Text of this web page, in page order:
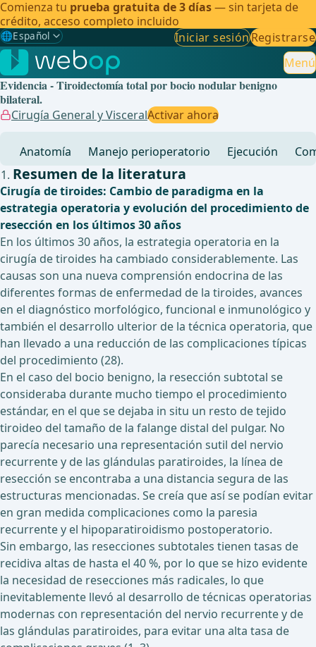
Comienza tu prueba gratuita de 3 días— sin tarjeta de
crédito, acceso completo incluido
🌐Español
Gewählte Sprache: Español
🇩🇪 Alemán
🇬🇧Inglés
🇪🇸Español ✓
🇧🇷Brasileño
Iniciar sesiónRegistrarse
Menú
Evidencia - Tiroidectomía total por bocio nodular benigno
bilateral.
Cirugía General y VisceralActivar ahora
Anatomía Manejo perioperatorio Ejecución
Resumen de la literatura
Cirugía de tiroides: Cambio de paradigma en la
estrategia operatoria y evolución del procedimiento de
resección en los últimos 30 años
En los últimos 30 años, la estrategia operatoria en la
cirugía de tiroides ha cambiado considerablemente. Las
causas son una nueva comprensión endocrina de las
diferentes formas de enfermedad de la tiroides, avances
en el diagnóstico morfológico, funcional e inmunológico y
también el desarrollo ulterior de la técnica operatoria, que
han llevado a una reducción de las complicaciones típicas
del procedimiento (28).
En el caso del bocio benigno, la resección subtotal se
consideraba durante mucho tiempo el procedimiento
estándar, en el que se dejaba in situ un resto de tejido
tiroideo del tamaño de la falange distal del pulgar. No
parecía necesario una representación sutil del nervio
recurrente y de las glándulas paratiroides, la línea de
resección se encontraba a una distancia segura de las
estructuras mencionadas. Se creía que así se podían evitar
en gran medida complicaciones como la paresia
recurrente y el hipoparatiroidismo postoperatorio.
Sin embargo, las resecciones subtotales tienen tasas de
recidiva altas de hasta el 40 %, por lo que se hizo evidente
la necesidad de resecciones más radicales, lo que
inevitablemente llevó al desarrollo de técnicas operatorias
modernas con representación del nervio recurrente y de
las glándulas paratiroides, para evitar una alta tasa de